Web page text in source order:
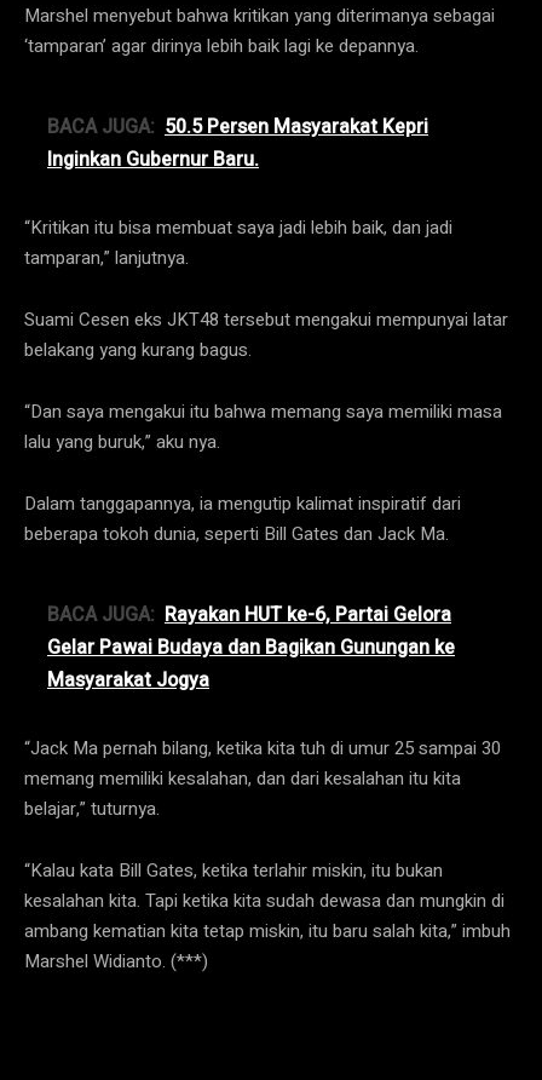
Marshel menyebut bahwa kritikan yang diterimanya sebagai
‘tamparan’ agar dirinya lebih baik lagi ke depannya.
BACA JUGA: 50.5 Persen Masyarakat Kepri
Inginkan Gubernur Baru.
“Kritikan itu bisa membuat saya jadi lebih baik, dan jadi
tamparan,” lanjutnya.
Suami Cesen eks JKT48 tersebut mengakui mempunyai latar
belakang yang kurang bagus.
“Dan saya mengakui itu bahwa memang saya memiliki masa
lalu yang buruk,” aku nya.
Dalam tanggapannya, ia mengutip kalimat inspiratif dari
beberapa tokoh dunia, seperti Bill Gates dan Jack Ma.
BACA JUGA: Rayakan HUT ke-6, Partai Gelora
Gelar Pawai Budaya dan Bagikan Gunungan ke
Masyarakat Jogya
“Jack Ma pernah bilang, ketika kita tuh di umur 25 sampai 30
memang memiliki kesalahan, dan dari kesalahan itu kita
belajar,” tuturnya.
“Kalau kata Bill Gates, ketika terlahir miskin, itu bukan
kesalahan kita. Tapi ketika kita sudah dewasa dan mungkin di
ambang kematian kita tetap miskin, itu baru salah kita,” imbuh
Marshel Widianto. (***)